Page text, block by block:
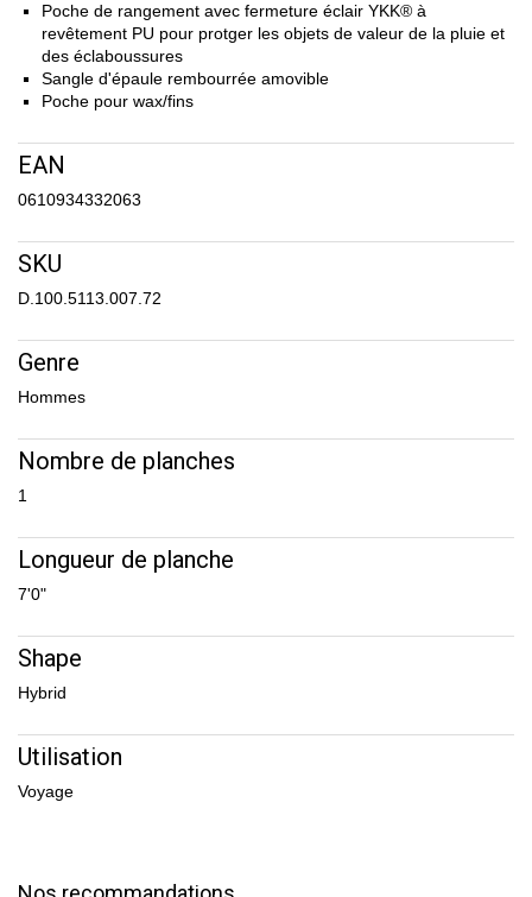
Poche de rangement avec fermeture éclair YKK® à
revêtement PU pour protger les objets de valeur de la pluie et
des éclaboussures
Sangle d'épaule rembourrée amovible
Poche pour wax/fins
EAN
0610934332063
SKU
D.100.5113.007.72
Genre
Hommes
Nombre de planches
1
Longueur de planche
7'0"
Shape
Hybrid
Utilisation
Voyage